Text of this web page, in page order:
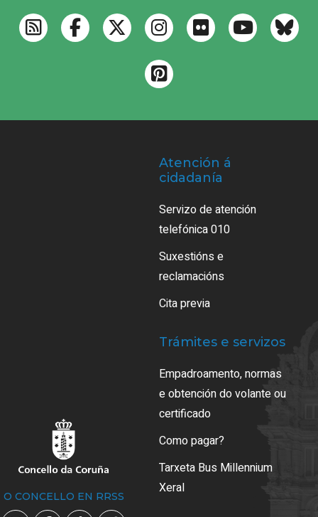
O CONCELLO EN RRSS
Atención á
cidadanía
Servizo de atención
telefónica 010
Suxestións e
reclamacións
Cita previa
Trámites e servizos
Empadroamento, normas
e obtención do volante ou
certificado
Como pagar?
Tarxeta Bus Millennium
Xeral